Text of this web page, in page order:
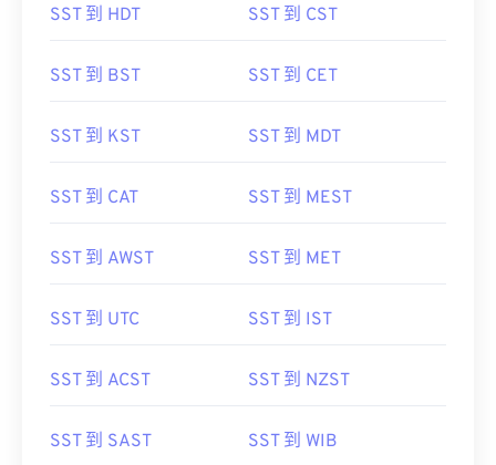
SST 到 HDT SST 到 CST
SST 到 BST SST 到 CET
SST 到 KST SST 到 MDT
SST 到 CAT SST 到 MEST
SST 到 AWST SST 到 MET
SST 到 UTC SST 到 IST
SST 到 ACST SST 到 NZST
SST 到 SAST SST 到 WIB